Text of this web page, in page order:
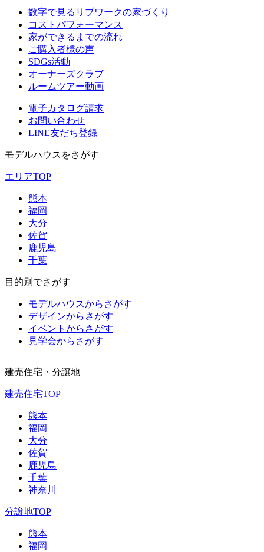
数字で見るリブワークの家づくり
コストパフォーマンス
家ができるまでの流れ
ご購入者様の声
SDGs活動
オーナーズクラブ
ルームツアー動画
電子カタログ請求
お問い合わせ
LINE友だち登録
モデルハウスをさがす
エリアTOP
熊本
福岡
大分
佐賀
鹿児島
千葉
目的別でさがす
モデルハウスからさがす
デザインからさがす
イベントからさがす
見学会からさがす
建売住宅・分譲地
建売住宅TOP
熊本
福岡
大分
佐賀
鹿児島
千葉
神奈川
分譲地TOP
熊本
福岡